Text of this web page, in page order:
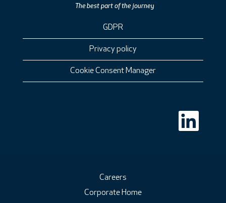
GDPR
Privacy policy
Cookie Consent Manager
Å
n
Careers
Corporate Home